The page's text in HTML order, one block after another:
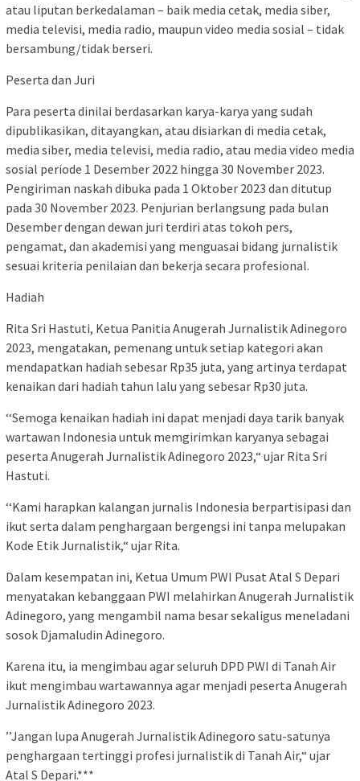
atau liputan berkedalaman – baik media cetak, media siber,
media televisi, media radio, maupun video media sosial – tidak
bersambung/tidak berseri.
Peserta dan Juri
Para peserta dinilai berdasarkan karya-karya yang sudah
dipublikasikan, ditayangkan, atau disiarkan di media cetak,
media siber, media televisi, media radio, atau media video media
sosial periode 1 Desember 2022 hingga 30 November 2023.
Pengiriman naskah dibuka pada 1 Oktober 2023 dan ditutup
pada 30 November 2023. Penjurian berlangsung pada bulan
Desember dengan dewan juri terdiri atas tokoh pers,
pengamat, dan akademisi yang menguasai bidang jurnalistik
sesuai kriteria penilaian dan bekerja secara profesional.
Hadiah
Rita Sri Hastuti, Ketua Panitia Anugerah Jurnalistik Adinegoro
2023, mengatakan, pemenang untuk setiap kategori akan
mendapatkan hadiah sebesar Rp35 juta, yang artinya terdapat
kenaikan dari hadiah tahun lalu yang sebesar Rp30 juta.
‘‘Semoga kenaikan hadiah ini dapat menjadi daya tarik banyak
wartawan Indonesia untuk memgirimkan karyanya sebagai
peserta Anugerah Jurnalistik Adinegoro 2023,“ ujar Rita Sri
Hastuti.
‘‘Kami harapkan kalangan jurnalis Indonesia berpartisipasi dan
ikut serta dalam penghargaan bergengsi ini tanpa melupakan
Kode Etik Jurnalistik,“ ujar Rita.
Dalam kesempatan ini, Ketua Umum PWI Pusat Atal S Depari
menyatakan kebanggaan PWI melahirkan Anugerah Jurnalistik
Adinegoro, yang mengambil nama besar sekaligus meneladani
sosok Djamaludin Adinegoro.
Karena itu, ia mengimbau agar seluruh DPD PWI di Tanah Air
ikut mengimbau wartawannya agar menjadi peserta Anugerah
Jurnalistik Adinegoro 2023.
’’Jangan lupa Anugerah Jurnalistik Adinegoro satu-satunya
penghargaan tertinggi profesi jurnalistik di Tanah Air,“ ujar
Atal S Depari.***